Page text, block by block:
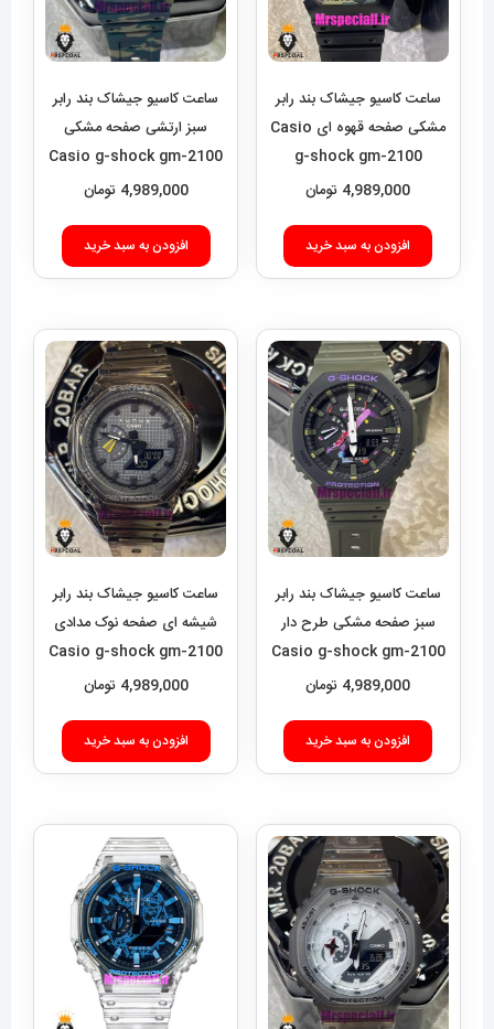
ساعت کاسیو جیشاک بند رابر
مشکی صفحه قهوه ای Casio
g-shock gm-2100
021458
4,989,000 تومان
افزودن به سبد خرید
ساعت کاسیو جیشاک بند رابر
سبز ارتشی صفحه مشکی
Casio g-shock gm-2100
021457
4,989,000 تومان
افزودن به سبد خرید
ساعت کاسیو جیشاک بند رابر
سبز صفحه مشکی طرح دار
Casio g-shock gm-2100
021456
4,989,000 تومان
افزودن به سبد خرید
ساعت کاسیو جیشاک بند رابر
شیشه ای صفحه نوک مدادی
Casio g-shock gm-2100
021455
4,989,000 تومان
افزودن به سبد خرید